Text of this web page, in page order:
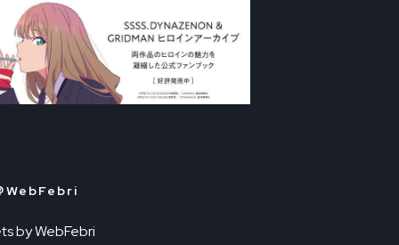
WebFebri
by WebFebri